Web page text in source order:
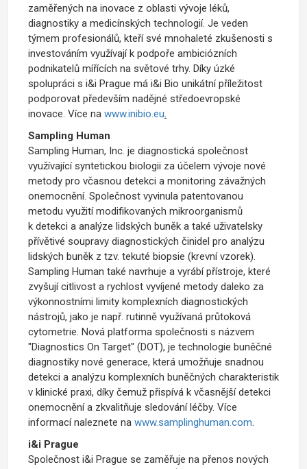
zaměřených na inovace z oblasti vývoje léků,
diagnostiky a medicínských technologií. Je veden
týmem profesionálů, kteří své mnohaleté zkušenosti s
investováním využívají k podpoře ambiciózních
podnikatelů mířících na světové trhy. Díky úzké
spolupráci s i&i Prague má i&i Bio unikátní příležitost
podporovat především nadějné středoevropské
inovace. Více na www.inibio.eu.
Sampling Human
Sampling Human, Inc. je diagnostická společnost
využívající syntetickou biologii za účelem vývoje nové
metody pro včasnou detekci a monitoring závažných
onemocnění. Společnost vyvinula patentovanou
metodu využití modifikovaných mikroorganismů
k detekci a analýze lidských buněk a také uživatelsky
přívětivé soupravy diagnostických činidel pro analýzu
lidských buněk z tzv. tekuté biopsie (krevní vzorek).
Sampling Human také navrhuje a vyrábí přístroje, které
zvyšují citlivost a rychlost vyvíjené metody daleko za
výkonnostními limity komplexních diagnostických
nástrojů, jako je např. rutinně využívaná průtoková
cytometrie. Nová platforma společnosti s názvem
"Diagnostics On Target" (DOT), je technologie buněčné
diagnostiky nové generace, která umožňuje snadnou
detekci a analýzu komplexních buněčných charakteristik
v klinické praxi, díky čemuž přispívá k včasnější detekci
onemocnění a zkvalitňuje sledování léčby. Více
informací naleznete na www.samplinghuman.com.
i&i Prague
Společnost i&i Prague se zaměřuje na přenos nových